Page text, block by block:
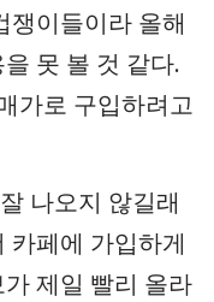
쟁이들이라 올해
못 볼 것 같다.
가로 구입하려고
나오지 않길래
카페에 가입하게
제일 빨리 올라